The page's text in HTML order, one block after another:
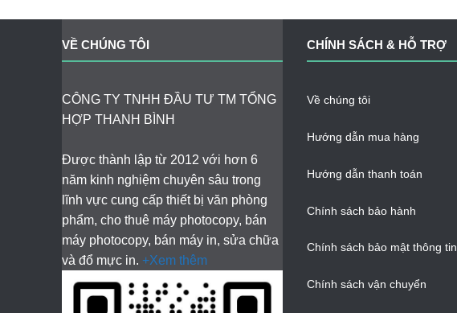
VỀ CHÚNG TÔI
CÔNG TY TNHH ĐẦU TƯ TM TỔNG
HỢP THANH BÌNH
Được thành lập từ 2012 với hơn 6
năm kinh nghiệm chuyên sâu trong
lĩnh vực cung cấp thiết bị văn phòng
phẩm, cho thuê máy photocopy, bán
máy photocopy, bán máy in, sửa chữa
và đổ mực in. +Xem thêm
CHÍNH SÁCH & HỖ TRỢ
Về chúng tôi
Hướng dẫn mua hàng
Hướng dẫn thanh toán
Chính sách bảo hành
Chính sách bảo mật thông tin
Chính sách vận chuyển